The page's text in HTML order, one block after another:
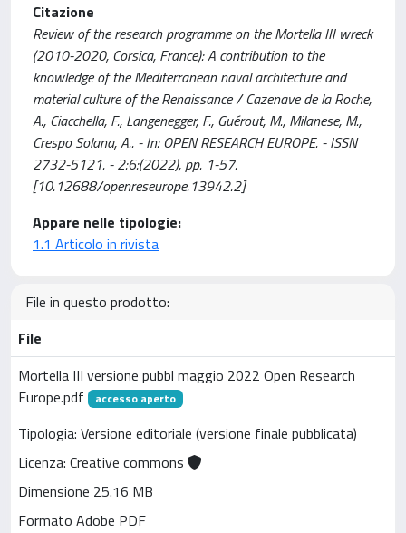
Citazione
Review of the research programme on the Mortella III wreck
(2010-2020, Corsica, France): A contribution to the
knowledge of the Mediterranean naval architecture and
material culture of the Renaissance / Cazenave de la Roche,
A., Ciacchella, F., Langenegger, F., Guérout, M., Milanese, M.,
Crespo Solana, A.. - In: OPEN RESEARCH EUROPE. - ISSN
2732-5121. - 2:6:(2022), pp. 1-57.
[10.12688/openreseurope.13942.2]
Appare nelle tipologie:
1.1 Articolo in rivista
File in questo prodotto:
File
Mortella III versione pubbl maggio 2022 Open Research
Europe.pdf
accesso aperto
Tipologia: Versione editoriale (versione finale pubblicata)
Licenza: Creative commons
Dimensione 25.16 MB
Formato Adobe PDF